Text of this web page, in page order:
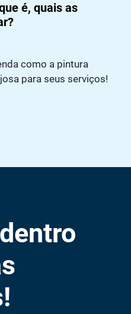
é, quais as
como a pintura
para seus serviços!